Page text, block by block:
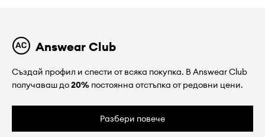
Answear Club
Създай профил и спести от всяка покупка. В Answear Club
получаваш до20% постоянна отстъпка от редовни цени.
Разбери повече